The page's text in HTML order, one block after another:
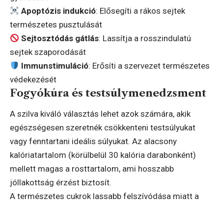
Apoptózis indukció: Elősegíti a rákos sejtek
természetes pusztulását
Sejtosztódás gátlás: Lassítja a rosszindulatú
sejtek szaporodását
Immunstimuláció: Erősíti a szervezet természetes
védekezését
Fogyókúra és testsúlymenedzsment
A szilva kiváló választás lehet azok számára, akik
egészségesen szeretnék csökkenteni testsúlyukat
vagy fenntartani ideális súlyukat. Az alacsony
kalóriatartalom (körülbelül 30 kalória darabonként)
mellett magas a rosttartalom, ami hosszabb
jóllakottság érzést biztosít.
A természetes cukrok lassabb felszívódása miatt a